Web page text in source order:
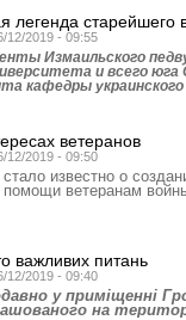
легенда старейшего
12/2019 - 09:55
Измаильского
и всего юга
кафедры
ветеранов
12/2019 - 09:50
стало известно о
помощи ветеранам
важливих питань
12/2019 - 09:40
у приміщенні
на